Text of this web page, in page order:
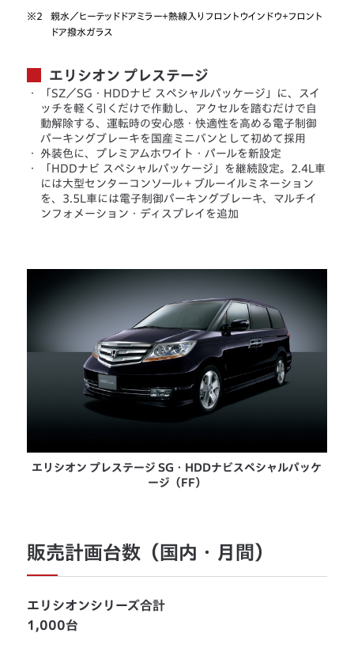
※2
親水／ヒーテッドドアミラー＋熱線入りフロントウインドウ＋フロント
ドア撥水ガラス
エリシオン プレステージ
・
「SZ／SG・HDDナビ スペシャルパッケージ」に、スイ
ッチを軽く引くだけで作動し、アクセルを踏むだけで自
動解除する、運転時の安心感・快適性を高める電子制御
パーキングブレーキを国産ミニバンとして初めて採用
・
外装色に、プレミアムホワイト・パールを新設定
・
「HDDナビ スペシャルパッケージ」を継続設定。2.4L車
には大型センターコンソール＋ブルーイルミネーション
を、3.5L車には電子制御パーキングブレーキ、マルチイ
ンフォメーション・ディスプレイを追加
エリシオン プレステージ SG・HDDナビスペシャルパッケ
ージ（FF）
販売計画台数（国内・月間）
エリシオンシリーズ合計
1,000台